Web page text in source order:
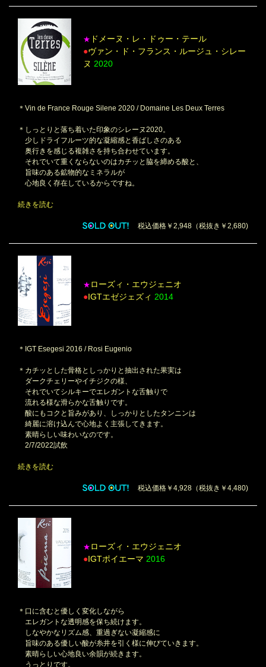
★ ドメーヌ・レ・ドゥー・テール
●ヴァン・ド・フランス・ルージュ・シレー
ヌ 2020
＊Vin de France Rouge Silene 2020 / Domaine Les Deux Terres
＊しっとりと落ち着いた印象のシレーヌ2020。
少しドライフルーツ的な凝縮感と香ばしさのある
奥行きを感じる複雑さを持ち合わせています。
それでいて重くならないのはカチッと脇を締める酸と、
旨味のある鉱物的なミネラルが
心地良く存在しているからですね。
続きを読む
税込価格￥2,948（税抜き￥2,680)
★ ローズィ・エウジェニオ
●IGTエゼジェズィ 2014
＊IGT Esegesi 2016 / Rosi Eugenio
＊カチッとした骨格としっかりと抽出された果実は
ダークチェリーやイチジクの様、
それでいてシルキーでエレガントな舌触りで
流れる様な滑らかな舌触りです。
酸にもコクと旨みがあり、しっかりとしたタンニンは
綺麗に溶け込んで心地よく主張してきます。
素晴らしい味わいなのです。
2/7/2022試飲
続きを読む
税込価格￥4,928（税抜き￥4,480)
★ ローズィ・エウジェニオ
●IGTポイエーマ 2016
＊口に含むと優しく変化しながら
エレガントな透明感を保ち続けます。
しなやかなリズム感、重過ぎない凝縮感に
旨味のある優しい酸が糸井を引く様に伸びていきます。
素晴らしい心地良い余韻が続きます。
うっとりです。